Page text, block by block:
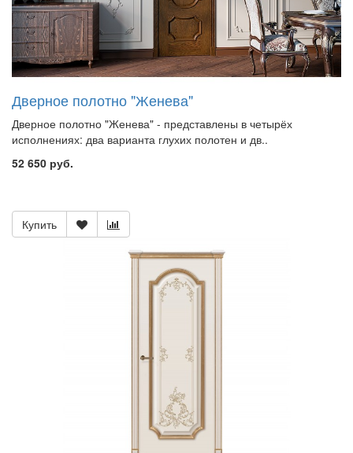
Дверное полотно "Женева"
Дверное полотно "Женева" - представлены в четырёх
исполнениях: два варианта глухих полотен и дв..
52 650 руб.
Купить